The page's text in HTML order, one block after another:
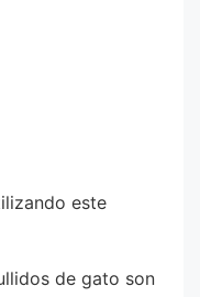
este
de gato son